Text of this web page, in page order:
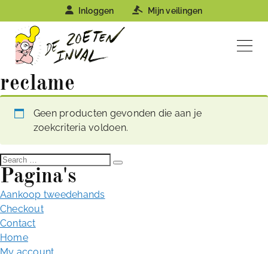
Inloggen Mijn veilingen
reclame
Geen producten gevonden die aan je
zoekcriteria voldoen.
S
r
c
h
f
S
Pagina's
Aankoop tweedehands
Checkout
Contact
Home